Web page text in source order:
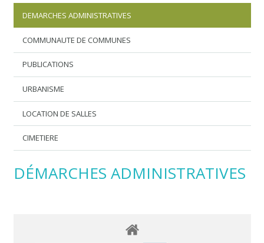
DEMARCHES ADMINISTRATIVES
COMMUNAUTE DE COMMUNES
PUBLICATIONS
URBANISME
LOCATION DE SALLES
CIMETIERE
DÉMARCHES ADMINISTRATIVES